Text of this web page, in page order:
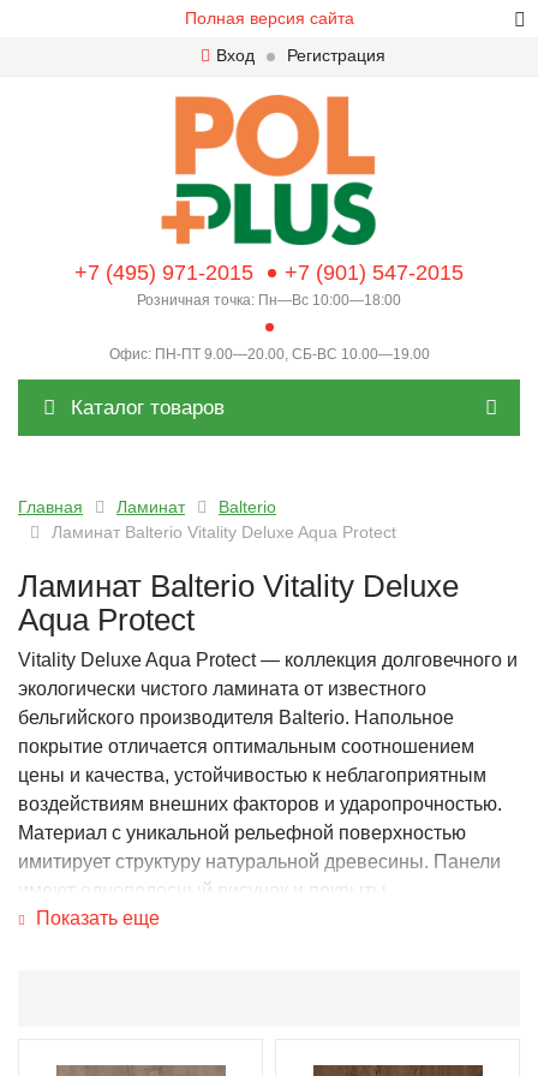
Полная версия сайта
Вход
Регистрация
+7 (495) 971-2015 +7 (901) 547-2015
Розничная точка: Пн—Вс 10:00—18:00
Офис: ПН-ПТ 9.00—20.00, СБ-ВС 10.00—19.00
Каталог товаров
Главная Ламинат
Balterio
Ламинат Balterio Vitality Deluxe Aqua Protect
Ламинат Balterio Vitality Deluxe
Aqua Protect
Vitality Deluxe Aqua Protect — коллекция долговечного и
экологически чистого ламината от известного
бельгийского производителя Balterio. Напольное
покрытие отличается оптимальным соотношением
цены и качества, устойчивостью к неблагоприятным
воздействиям внешних факторов и ударопрочностью.
Материал с уникальной рельефной поверхностью
имитирует структуру натуральной древесины. Панели
имеют однополосный рисунок и покрыты
антибактериальным антистатическим защитным
Особенности напольного
Показать еще